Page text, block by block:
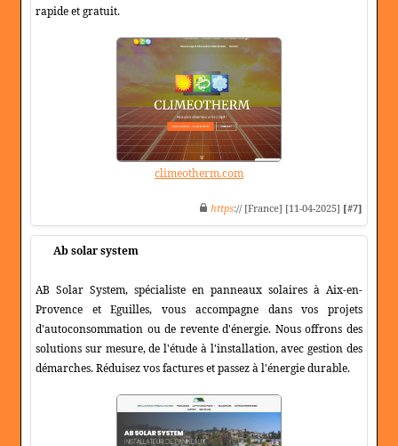
rapide et gratuit.
climeotherm.com
https:// [France] [11-04-2025] [#7]
Ab solar system
AB Solar System, spécialiste en panneaux solaires à Aix-en-
Provence et Eguilles, vous accompagne dans vos projets
d'autoconsommation ou de revente d'énergie. Nous offrons des
solutions sur mesure, de l'étude à l'installation, avec gestion des
démarches. Réduisez vos factures et passez à l'énergie durable.